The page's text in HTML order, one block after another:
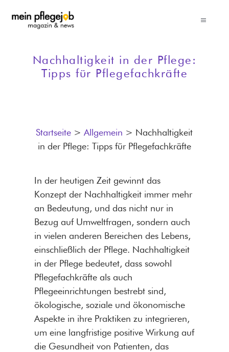
Inhalt
Toggle
Erfolgreich bewerben
Ratgeber für Pflegeanbieter
Nachhaltigkeit in der Pflege:
Tipps für Pflegefachkräfte
Startseite >Allgemein > Nachhaltigkeit
in der Pflege: Tipps für Pflegefachkräfte
In der heutigen Zeit gewinnt das
Konzept der Nachhaltigkeit immer mehr
an Bedeutung, und das nicht nur in
Bezug auf Umweltfragen, sondern auch
in vielen anderen Bereichen des Lebens,
einschließlich der Pflege. Nachhaltigkeit
in der Pflege bedeutet, dass sowohl
Pflegefachkräfte als auch
Pflegeeinrichtungen bestrebt sind,
ökologische, soziale und ökonomische
Aspekte in ihre Praktiken zu integrieren,
um eine langfristige positive Wirkung auf
die Gesundheit von Patienten, das